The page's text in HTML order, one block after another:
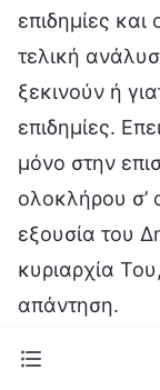
επιδημίες
τελική
ξεκινούν ή
επιδημίες.
μόνο στην
ολοκλήρου σ’
εξουσία του
κυριαρχία
απάντηση.
Υπό την